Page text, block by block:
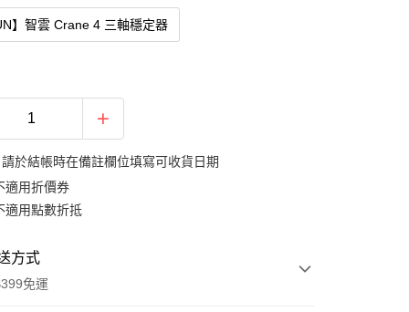
】智雲 Crane 4 三軸穩定器
於結帳時在備註欄位填寫可收貨日期
用折價券
用點數折抵
方式
免運